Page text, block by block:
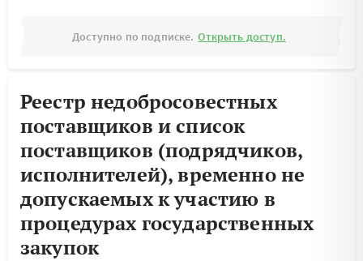
Доступно по подписке. Открыть доступ.
Реестр недобросовестных
поставщиков и список
поставщиков (подрядчиков,
исполнителей), временно не
допускаемых к участию в
процедурах государственных
закупок